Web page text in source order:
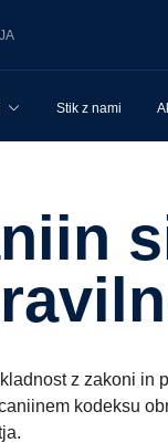
Stik z nami
z zakoni
kodeksu